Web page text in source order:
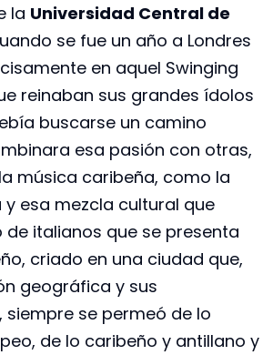
la Universidad Central de
se fue un año a Londres
en aquel Swinging
reinaban sus grandes ídolos
buscarse un camino
esa pasión con otras,
música caribeña, como la
esa mezcla cultural que
de italianos que se presenta
criado en una ciudad que,
geográfica y sus
siempre se permeó de lo
de lo caribeño y antillano y